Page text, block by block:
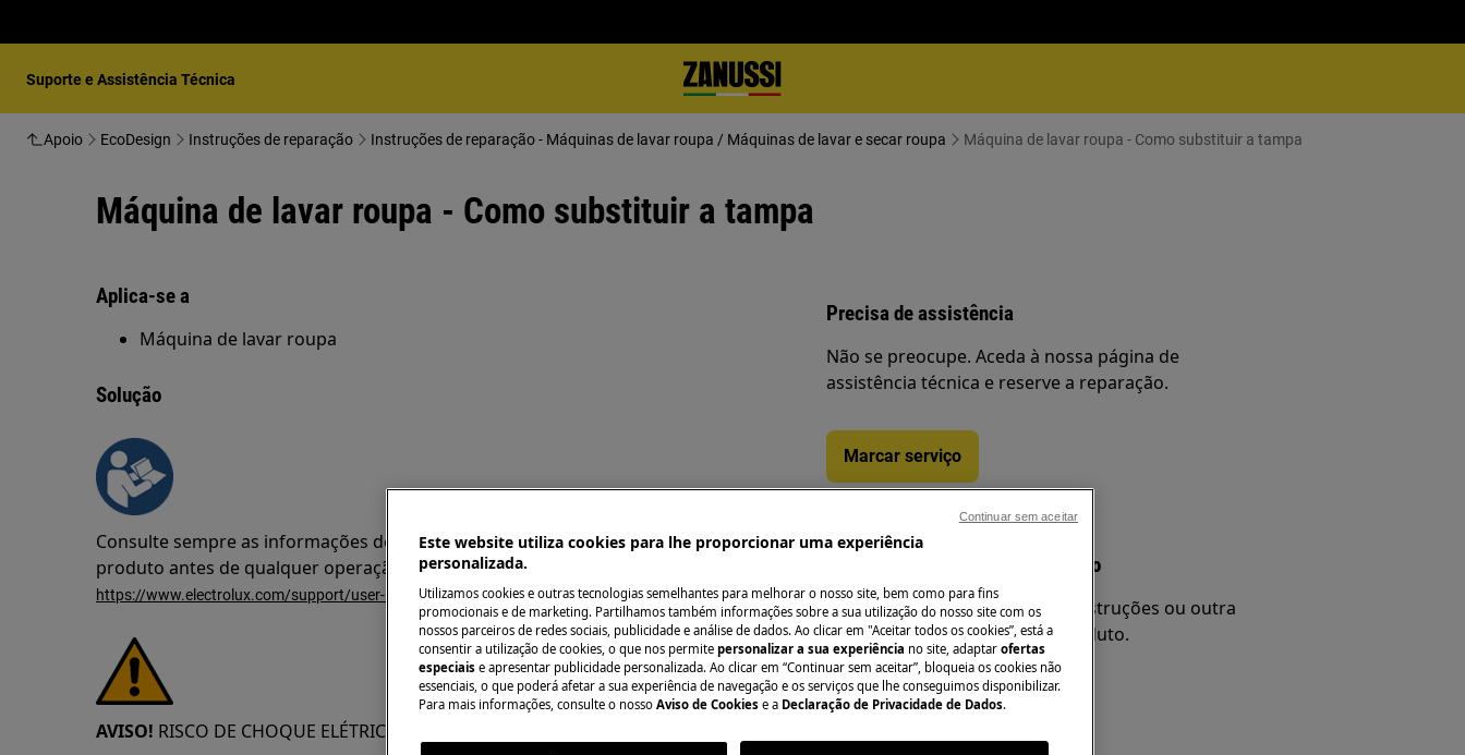
Suporte e Assistência Técnica
Apoio EcoDesign Instruções de reparação Instruções de reparação - Máquinas de lavar roupa / Máquinas de lavar e secar roupa Máquina de lavar roupa - Como substituir a tampa
Máquina de lavar roupa - Como substituir a tampa
Aplica-se a
Máquina de lavar roupa
Solução
Consulte sempre as informações de segurança do manual de utilizador do seu
produto antes de qualquer operação de reparação ou manutenção.
https://www.electrolux.com/support/user-manuals/
AVISO! RISCO DE CHOQUE ELÉTRICO
Precisa de assistência
Não se preocupe. Aceda à nossa página de
assistência técnica e reserve a reparação.
Marcar serviço
Encontre o seu manual do produto
Resolva problemas e procure instruções ou outra
documentação sobre o seu produto.
Encontrar manual
Este website utiliza cookies para lhe proporcionar uma experiência
personalizada.
Utilizamos cookies e outras tecnologias semelhantes para melhorar o nosso site, bem como para fins
promocionais e de marketing. Partilhamos também informações sobre a sua utilização do nosso site com os
nossos parceiros de redes sociais, publicidade e análise de dados. Ao clicar em "Aceitar todos os cookies”, está a
consentir a utilização de cookies, o que nos permite personalizar a sua experiência no site, adaptar ofertas
especiais e apresentar publicidade personalizada. Ao clicar em “Continuar sem aceitar”, bloqueia os cookies não
essenciais, o que poderá afetar a sua experiência de navegação e os serviços que lhe conseguimos disponibilizar.
Para mais informações, consulte o nosso Aviso de Cookies e a Declaração de Privacidade de Dados.
Continuar sem aceitar